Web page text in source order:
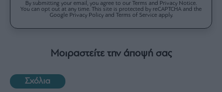
By submitting your email, you agree to our Terms and Privacy Notice.
You can opt out at any time. This site is protected by reCAPTCHA and the
Google Privacy Policy and Terms of Service apply.
Μοιραστείτε την άποψή σας
Σχόλια